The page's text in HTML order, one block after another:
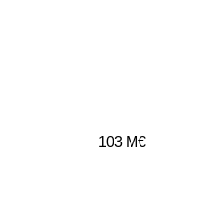
103 M€